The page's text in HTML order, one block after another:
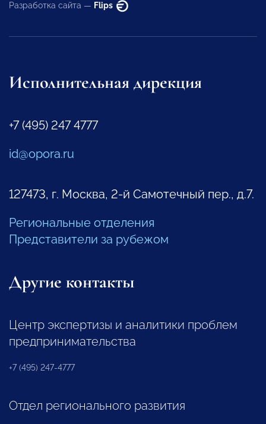
Разработка сайта — Flips
Исполнительная дирекция
+7 (495) 247 4777
id@opora.ru
127473, г. Москва, 2-й Самотечный пер., д.7.
Региональные отделения
Представители за рубежом
Другие контакты
Центр экспертизы и аналитики проблем
предпринимательства
+7 (495) 247-4777
Отдел регионального развития